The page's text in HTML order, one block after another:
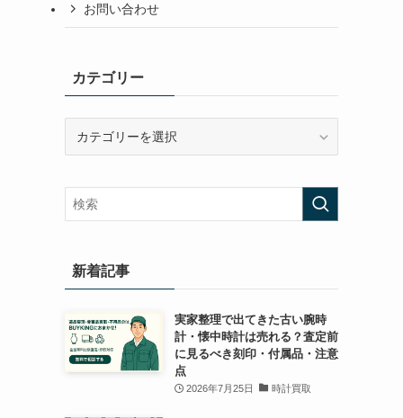
お問い合わせ
カテゴリー
リ
ー
新着記事
実家整理で出てきた古い腕時
計・懐中時計は売れる？査定前
に見るべき刻印・付属品・注意
点
2026年7月25日 時計買取